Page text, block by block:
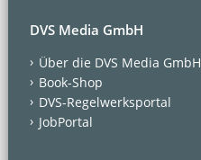
DVS Media GmbH
Über die DVS Media GmbH
Book-Shop
DVS-Regelwerksportal
JobPortal